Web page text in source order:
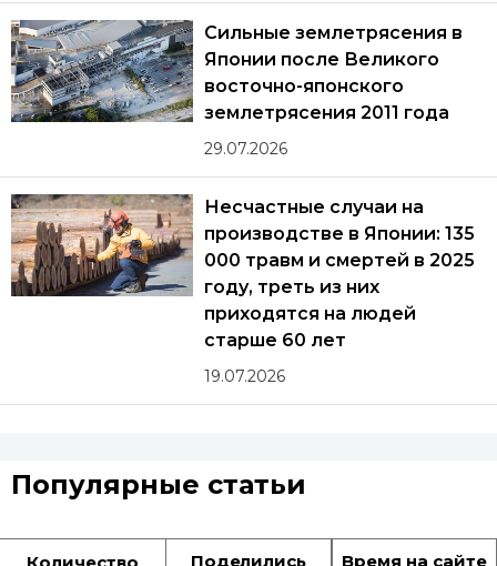
Сильные землетрясения в
Японии после Великого
восточно-японского
землетрясения 2011 года
29.07.2026
Несчастные случаи на
производстве в Японии: 135
000 травм и смертей в 2025
году, треть из них
приходятся на людей
старше 60 лет
19.07.2026
Популярные статьи
Поделились Время на сайте